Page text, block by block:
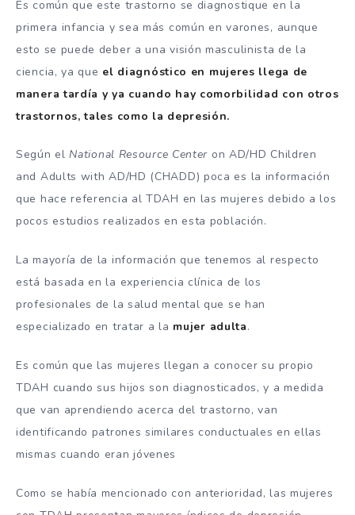
Es común que este trastorno se diagnostique en la
primera infancia y sea más común en varones, aunque
esto se puede deber a una visión masculinista de la
ciencia, ya que el diagnóstico en mujeres llega de
manera tardía y ya cuando hay comorbilidad con otros
trastornos, tales como la depresión.
Según elNational Resource Center on AD/HD Children
and Adults with AD/HD (CHADD) poca es la información
que hace referencia al TDAH en las mujeres debido a los
pocos estudios realizados en esta población.
La mayoría de la información que tenemos al respecto
está basada en la experiencia clínica de los
profesionales de la salud mental que se han
especializado en tratar a la mujer adulta.
Es común que las mujeres llegan a conocer su propio
TDAH cuando sus hijos son diagnosticados, y a medida
que van aprendiendo acerca del trastorno, van
identificando patrones similares conductuales en ellas
mismas cuando eran jóvenes
Como se había mencionado con anterioridad, las mujeres